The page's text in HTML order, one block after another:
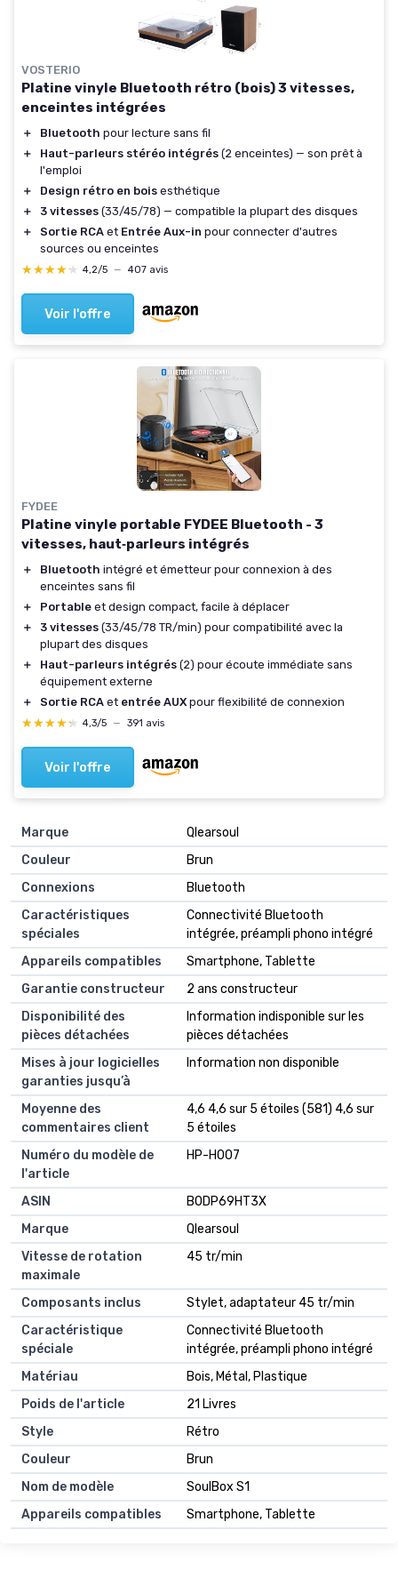
VOSTERIO
Platine vinyle Bluetooth rétro (bois) 3 vitesses,
enceintes intégrées
＋ Bluetooth pour lecture sans fil
＋
Haut-parleurs stéréo intégrés (2 enceintes) — son prêt à
l'emploi
＋
Design rétro en bois esthétique
＋
3 vitesses (33/45/78) — compatible la plupart des disques
＋
Sortie RCA et Entrée Aux-in pour connecter d'autres
sources ou enceintes
★★★★★
★★★★★ 4,2/5 — 407 avis
Voir l'offre
FYDEE
Platine vinyle portable FYDEE Bluetooth - 3
vitesses, haut‑parleurs intégrés
＋ Bluetooth intégré et émetteur pour connexion à des
enceintes sans fil
＋
Portable et design compact, facile à déplacer
＋
3 vitesses (33/45/78 TR/min) pour compatibilité avec la
plupart des disques
＋
Haut-parleurs intégrés (2) pour écoute immédiate sans
équipement externe
＋
Sortie RCA et entrée AUXpour flexibilité de connexion
★★★★★
★★★★★ 4,3/5 — 391 avis
Voir l'offre
Marque
‎Qlearsoul
Couleur
‎Brun
Connexions
‎Bluetooth
Caractéristiques
spéciales
‎Connectivité Bluetooth
intégrée, préampli phono intégré
Appareils compatibles
‎Smartphone, Tablette
Garantie constructeur
‎2 ans constructeur
Disponibilité des
pièces détachées
‎Information indisponible sur les
pièces détachées
Mises à jour logicielles
garanties jusqu’à
‎Information non disponible
Moyenne des
commentaires client
4,6 4,6 sur 5 étoiles (581) 4,6 sur
5 étoiles
Numéro du modèle de
l'article
HP-H007
ASIN
B0DP69HT3X
Marque
Qlearsoul
Vitesse de rotation
maximale
45 tr/min
Composants inclus
Stylet, adaptateur 45 tr/min
Caractéristique
spéciale
Connectivité Bluetooth
intégrée, préampli phono intégré
Matériau
Bois, Métal, Plastique
Poids de l'article
21 Livres
Style
Rétro
Couleur
Brun
Nom de modèle
SoulBox S1
Appareils compatibles
Smartphone, Tablette